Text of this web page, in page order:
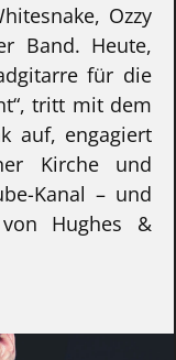
Ozzy
Band. Heute,
für die
tritt mit dem
auf, engagiert
Kirche und
Kanal – und
Hughes &